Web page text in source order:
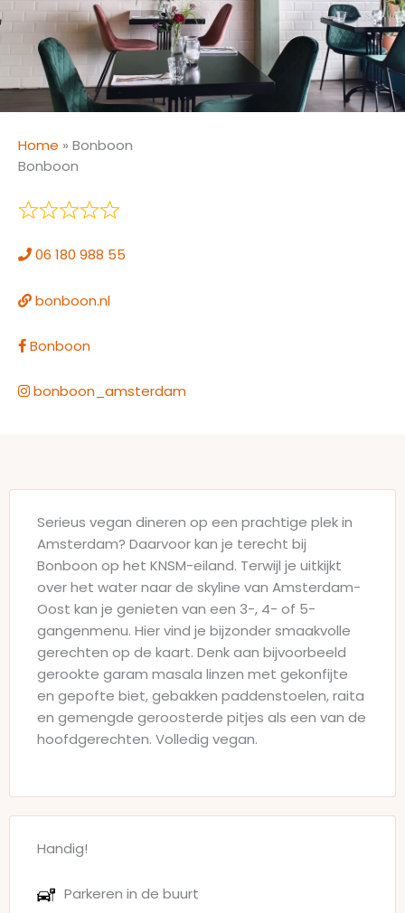
Home » Bonboon
Bonboon
06 180 988 55
bonboon.nl
Bonboon
bonboon_amsterdam
Serieus vegan dineren op een prachtige plek in
Amsterdam? Daarvoor kan je terecht bij
Bonboon op het KNSM-eiland. Terwijl je uitkijkt
over het water naar de skyline van Amsterdam-
Oost kan je genieten van een 3-, 4- of 5-
gangenmenu. Hier vind je bijzonder smaakvolle
gerechten op de kaart. Denk aan bijvoorbeeld
gerookte garam masala linzen met gekonfijte
en gepofte biet, gebakken paddenstoelen, raita
en gemengde geroosterde pitjes als een van de
hoofdgerechten. Volledig vegan.
Handig!
Parkeren in de buurt